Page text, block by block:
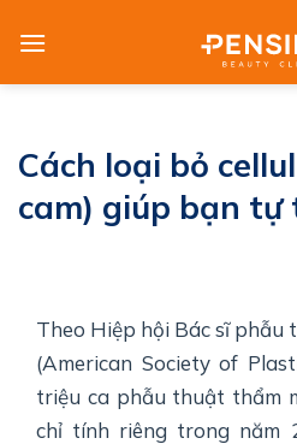
Cách loại bỏ
cam) giúp bạn tự
Theo Hiệp hội Bác sĩ phẫu
(American Society of
triệu ca phẫu thuật thẩm
chỉ tính riêng trong năm